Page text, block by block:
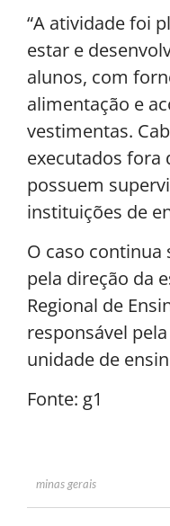
“A atividade foi
estar e
alunos, com
alimentação e
vestimentas.
executados fora
possuem
instituições de
O caso continua
pela direção da
Regional de
responsável
unidade de
Fonte: g1
minas gerais